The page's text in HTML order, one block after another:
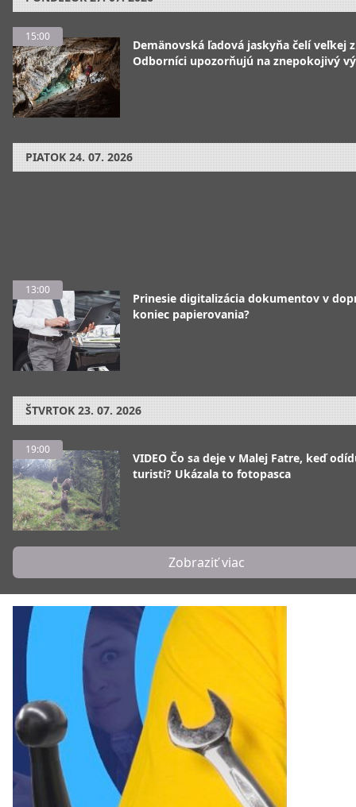
15:00
Demänovská ľadová jaskyňa čelí veľkej
Odborníci upozorňujú na znepokojivý
PIATOK 24. 07. 2026
13:00
Prinesie digitalizácia dokumentov v
koniec papierovania?
ŠTVRTOK 23. 07. 2026
19:00
VIDEO Čo sa deje v Malej Fatre, keď
turisti? Ukázala to fotopasca
Zobraziť viac